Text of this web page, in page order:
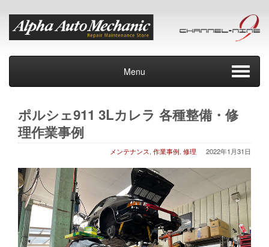
Menu
ポルシェ911 3Lカレラ 各種整備・修
理作業事例
2022年1月31日
メンテナンス, 作業事例, 修理